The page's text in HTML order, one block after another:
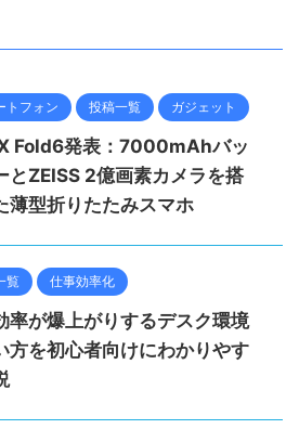
トフォン 投稿一覧 ガジェット
Fold6発表：7000mAhバッ
とZEISS 2億画素カメラを搭
薄型折りたたみスマホ
覧 仕事効率化
率が爆上がりするデスク環境
方を初心者向けにわかりやす